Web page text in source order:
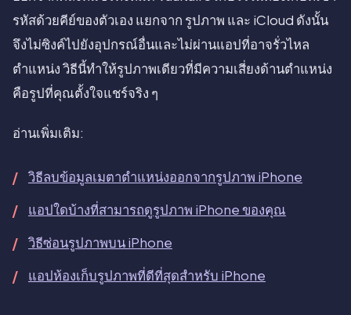
รหัสด้วยคีย์ของตัวเอง แยกจาก รูปภาพ และ iCloud ดังนั้น
จึงไม่ซิงค์ไปยังอุปกรณ์อื่นและไม่ผ่านแอปที่อาจรั่วไหล
ตำแหน่ง วิธีนี้ทำให้รูปภาพเดียวที่มีความเสี่ยงด้านตำแหน่ง
คือรูปที่คุณตั้งใจแชร์จริง ๆ
อ่านเพิ่มเติม:
วิธีลบข้อมูลเมตาตำแหน่งออกจากรูปภาพ iPhone
แอปใดบ้างที่สามารถดูรูปภาพ iPhone ของคุณ
วิธีซ่อนรูปภาพบน iPhone
แอปห้องเก็บรูปภาพที่ดีที่สุดสำหรับ iPhone